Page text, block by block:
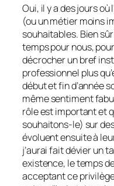
Oui, il y a des jours où
(ou un métier moins
souhaitables. Bien
temps pour nous,
décrocher un bref
professionnel plus
début et fin d’année
même sentiment
rôle est important et
souhaitons-le) sur
évoluent ensuite à
j’aurai fait dévier un
existence, le temps
acceptant ce